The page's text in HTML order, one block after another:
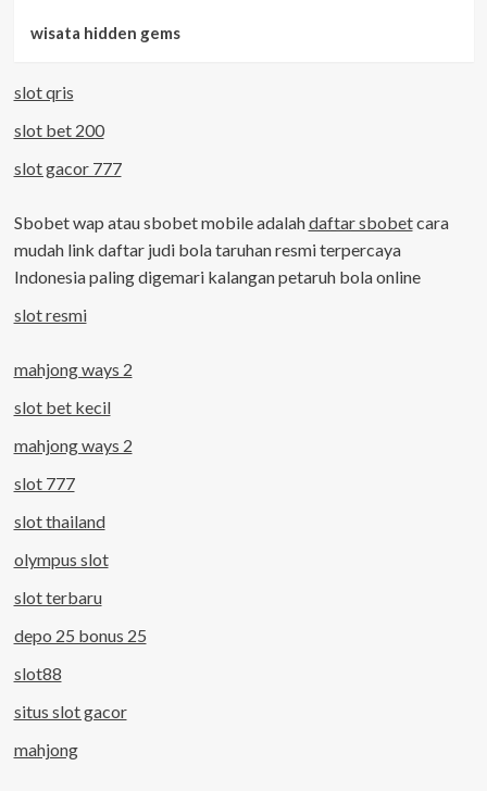
wisata hidden gems
slot qris
slot bet 200
slot gacor 777
Sbobet wap atau sbobet mobile adalahdaftar sbobetcara
mudah link daftar judi bola taruhan resmi terpercaya
Indonesia paling digemari kalangan petaruh bola online
slot resmi
mahjong ways 2
slot bet kecil
mahjong ways 2
slot 777
slot thailand
olympus slot
slot terbaru
depo 25 bonus 25
slot88
situs slot gacor
mahjong